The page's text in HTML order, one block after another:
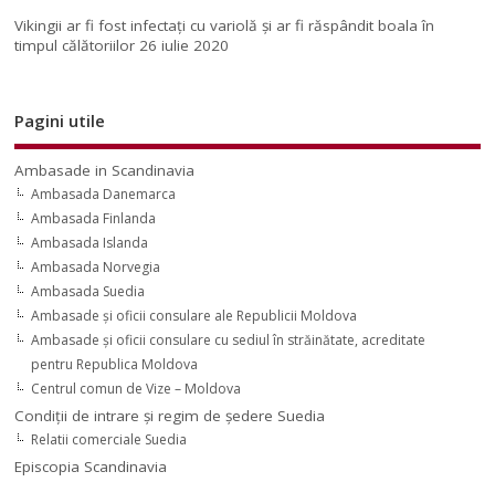
Vikingii ar fi fost infectaţi cu variolă şi ar fi răspândit boala în
timpul călătoriilor 26 iulie 2020
Pagini utile
Ambasade in Scandinavia
Ambasada Danemarca
Ambasada Finlanda
Ambasada Islanda
Ambasada Norvegia
Ambasada Suedia
Ambasade şi oficii consulare ale Republicii Moldova
Ambasade şi oficii consulare cu sediul în străinătate, acreditate
pentru Republica Moldova
Centrul comun de Vize – Moldova
Condiţii de intrare şi regim de şedere Suedia
Relatii comerciale Suedia
Episcopia Scandinavia